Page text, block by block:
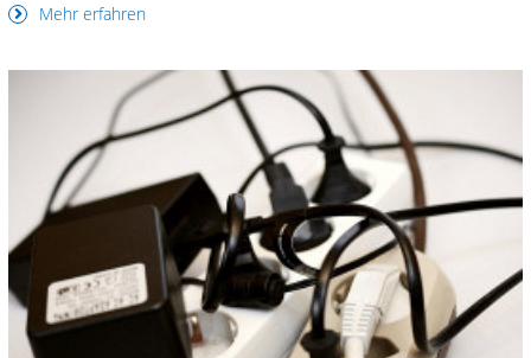
Mehr erfahren